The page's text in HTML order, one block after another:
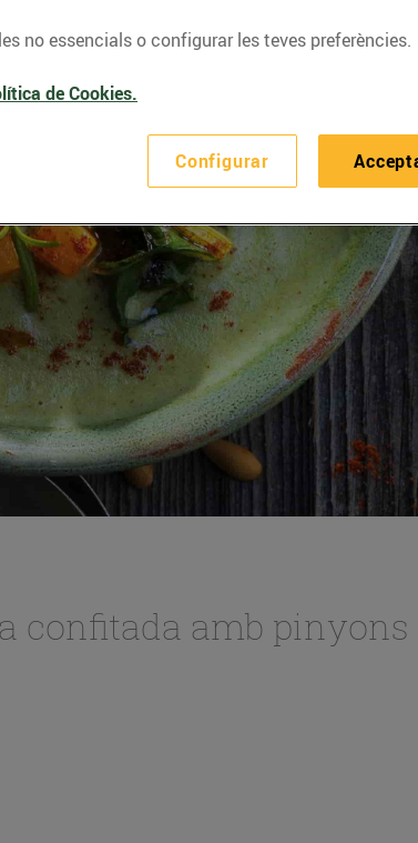
confitada amb
no essencials o configurar les teves preferències.
de Cookies.
Configurar